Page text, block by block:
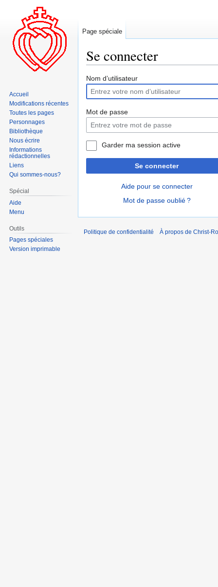
Se connecter
Aller
la
navigation
Aller
la
recherche
Nom d’utilisateur
Mot de passe
Garder ma session active
Se connecter
Aide pour se connecter
Mot de passe oublié ?
Page spéciale
Accueil
Modifications récentes
Toutes les pages
Personnages
Bibliothèque
Nous écrire
Informations
rédactionnelles
Liens
Qui sommes-nous?
Spécial
Aide
Menu
Outils
Pages spéciales
Version imprimable
Politique de confidentialité À propos de Christ-